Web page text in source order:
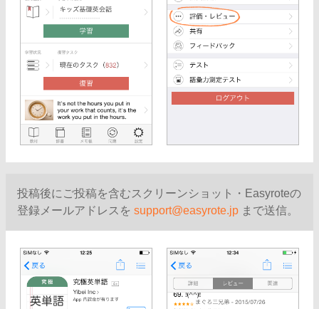
投稿後にご投稿を含むスクリーンショット・Easyroteの
登録メールアドレスを support@easyrote.jp まで送信。